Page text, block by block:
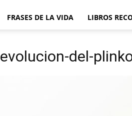
FRASES DE LA VIDA LIBROS
evolucion-del-